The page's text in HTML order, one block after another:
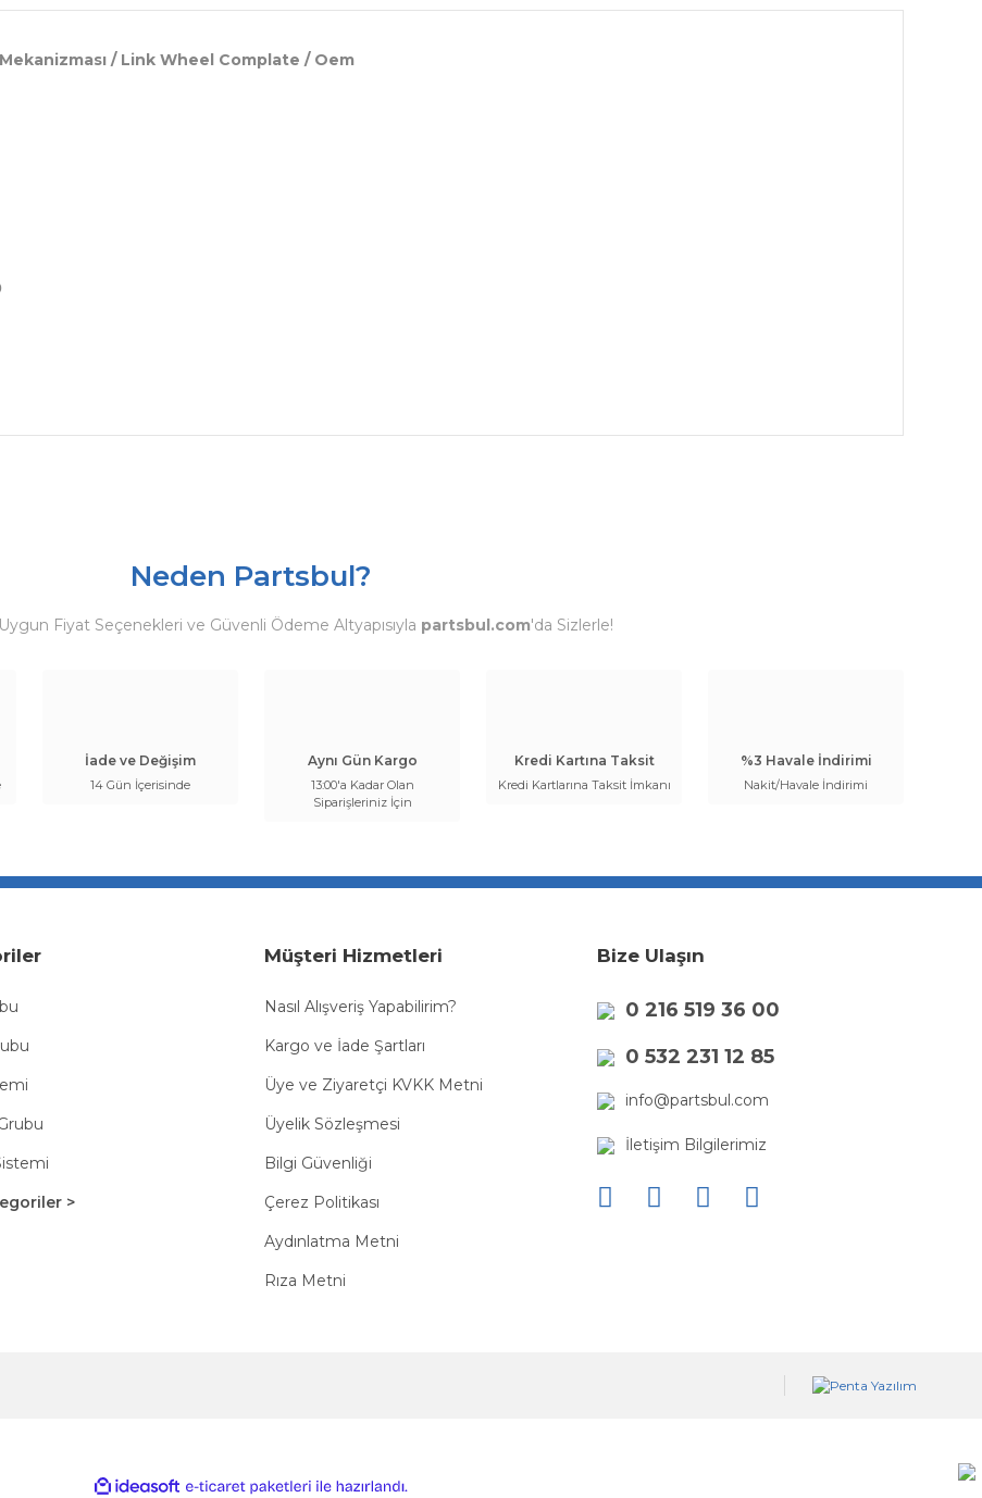
/ Link Wheel Complate / Oem
Neden Partsbul?
Fiyat Seçenekleri ve Güvenli Ödeme Altyapısıyla partsbul.com'da Sizlerle!
İade ve Değişim
14 Gün İçerisinde
Aynı Gün Kargo
13:00'a Kadar Olan
Siparişleriniz İçin
Kredi Kartına Taksit
Kredi Kartlarına Taksit İmkanı
%3 Havale İndirimi
Nakit/Havale İndirimi
>
Müşteri Hizmetleri
Nasıl Alışveriş Yapabilirim?
Kargo ve İade Şartları
Üye ve Ziyaretçi KVKK Metni
Üyelik Sözleşmesi
Bilgi Güvenliği
Çerez Politikası
Aydınlatma Metni
Rıza Metni
Bize Ulaşın
0 216 519 36 00
0 532 231 12 85
info@partsbul.com
İletişim Bilgilerimiz
ideasoft e-